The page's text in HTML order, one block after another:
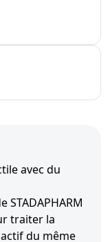
avec du
traiter la
du même